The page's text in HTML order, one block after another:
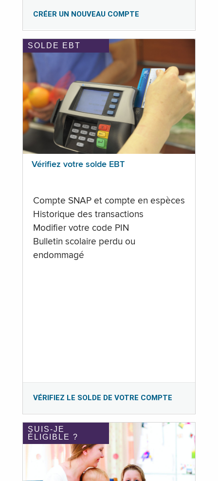
CRÉER UN NOUVEAU COMPTE
SOLDE EBT
Vérifiez votre solde EBT
Compte SNAP et compte en espèces
Historique des transactions
Modifier votre code PIN
Bulletin scolaire perdu ou
endommagé
VÉRIFIEZ LE SOLDE DE VOTRE COMPTE
SUIS-JE
ÉLIGIBLE ?